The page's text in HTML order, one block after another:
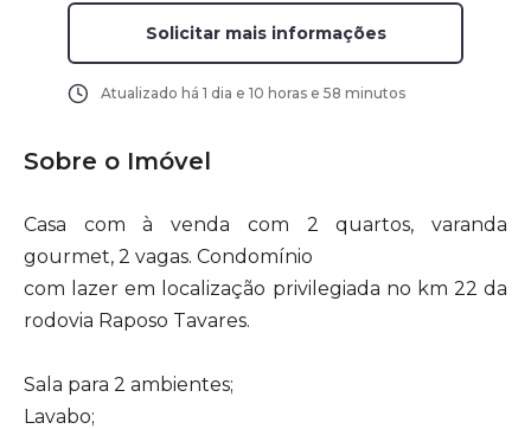
Solicitar mais informações
Atualizado há 1 dia e 10 horas e 58 minutos
Sobre o Imóvel
Casa com à venda com 2 quartos, varanda
gourmet, 2 vagas. Condomínio
com lazer em localização privilegiada no km 22 da
rodovia Raposo Tavares.
Sala para 2 ambientes;
Lavabo;